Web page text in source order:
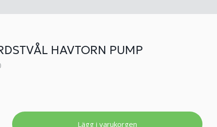
HAVTORN PUMP
Lägg i varukorgen